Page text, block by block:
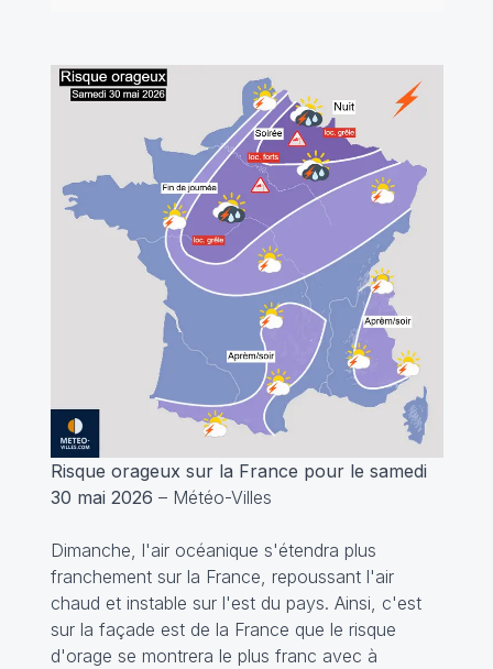
Risque orageux sur la France pour le samedi
30 mai 2026 – Météo-Villes
Dimanche, l'air océanique s'étendra plus
franchement sur la France, repoussant l'air
chaud et instable sur l'est du pays. Ainsi, c'est
sur la façade est de la France que le risque
d'orage se montrera le plus franc avec à